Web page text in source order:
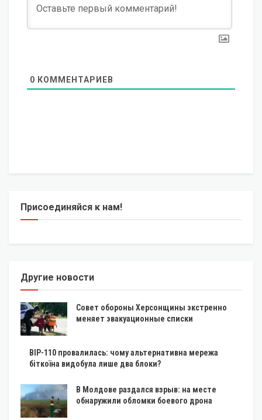
0 КОММЕНТАРИЕВ
Присоединяйся к нам!
Другие новости
Совет обороны Херсонщины экстренно
меняет эвакуационные списки
BIP-110 провалилась: чому альтернативна мережа
біткоїна видобула лише два блоки?
В Молдове раздался взрыв: на месте
обнаружили обломки боевого дрона